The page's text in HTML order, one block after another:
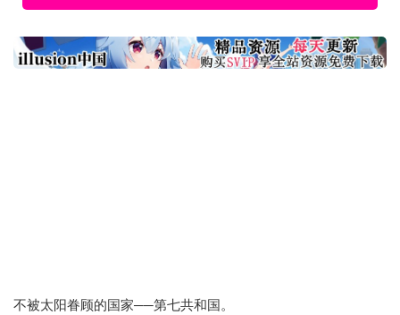
不被太阳眷顾的国家──第七共和国。